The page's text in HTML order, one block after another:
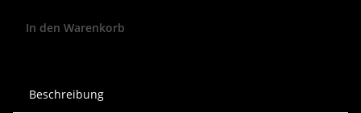
In den Warenkorb
Beschreibung